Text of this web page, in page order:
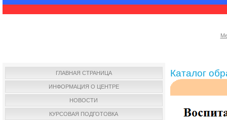
ГЛАВНАЯ СТРАНИЦА
ИНФОРМАЦИЯ О ЦЕНТРЕ
НОВОСТИ
КУРСОВАЯ ПОДГОТОВКА
Каталог